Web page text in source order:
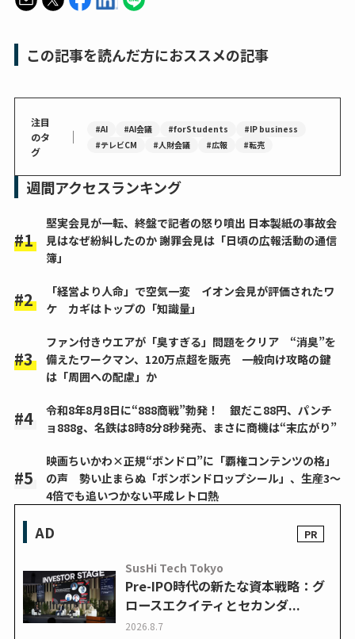
この記事を読んだ方におススメの記事
注目
のタ
グ
｜ #AI #AI会議 #forStudents
#IP business
#テレビCM
#人財会議 #広報 #転売
週間アクセスランキング
堅実会見が一転、終盤で記者の怒り噴出 日本製紙の事故会
見はなぜ紛糾したのか 謝罪会見は「日頃の広報活動の通信
簿」
「経営より人命」で空気一変 イオン会見が評価されたワ
ケ カギはトップの「知識量」
ファン付きウエアが「臭すぎる」問題をクリア “消臭”を
備えたワークマン、120万点超を販売 一般向け攻略の鍵
は「周囲への配慮」か
令和8年8月8日に“888商戦”勃発！ 銀だこ88円、パンチ
ョ888g、名鉄は8時8分8秒発売、まさに商機は“末広がり”
映画ちいかわ×正規“ボンドロ”に「覇権コンテンツの格」
の声 勢い止まらぬ「ボンボンドロップシール」、生産3～
4倍でも追いつかない平成レトロ熱
AD
SusHi Tech Tokyo
Pre-IPO時代の新たな資本戦略：グ
ロースエクイティとセカンダ...
2026.8.7